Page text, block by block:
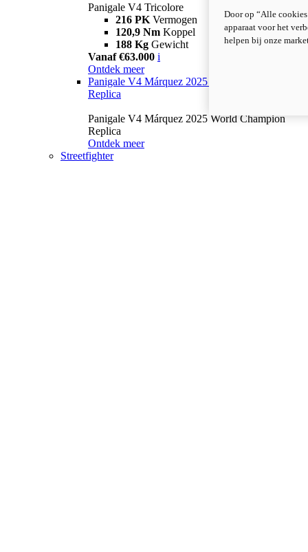
Panigale V4 Tricolore
216 PK Vermogen
120,9 Nm Koppel
188 Kg Gewicht
Vanaf €63.000 i
Ontdek meer
Panigale V4 Márquez 2025 World Champion
Replica
Panigale V4 Márquez 2025 World Champion
Replica
Ontdek meer
Streetfighter
Door op “Alle
apparaat voor het
helpen bij onze